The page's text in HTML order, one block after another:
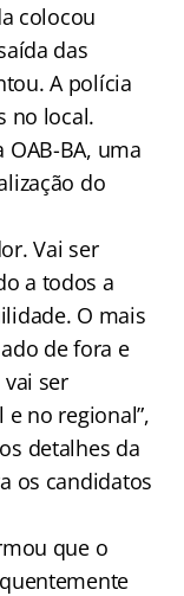
colocou
das
A polícia
no local.
OAB-BA, uma
do
Vai ser
a todos a
O mais
de fora e
ser
no regional”,
detalhes da
os candidatos
que o